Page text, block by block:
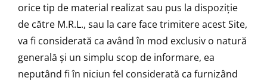
orice tip de material realizat sau pus la dispoziţie
de către M.R.L., sau la care face trimitere acest Site,
va fi considerată ca având în mod exclusiv o natură
generală şi un simplu scop de informare, ea
neputând fi în niciun fel considerată ca furnizând